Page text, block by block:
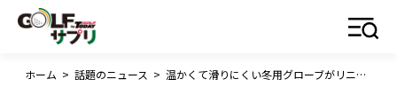
ホーム > 話題のニュース > 温かくて滑りにくい冬用グローブがリニューアル！ NEW「ULTRA GRIP WARM」新発売